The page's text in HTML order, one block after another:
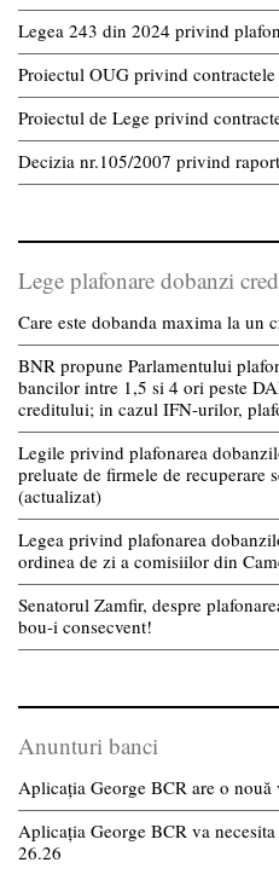
Legea 243 din 2024 privind
Proiectul OUG privind
Proiectul de Lege privind
Decizia nr.105/2007 privind
Lege plafonare dobanzi
Care este dobanda maxima la un
BNR propune Parlamentului
bancilor intre 1,5 si 4 ori peste
creditului; in cazul IFN-urilor,
Legile privind plafonarea
preluate de firmele de recuperare
(actualizat)
Legea privind plafonarea
ordinea de zi a comisiilor din
Senatorul Zamfir, despre
bou-i consecvent!
Anunturi banci
Aplicația George BCR are o nouă
Aplicația George BCR va
26.26